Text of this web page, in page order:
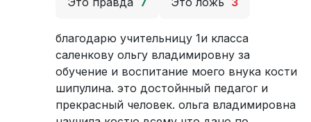
благодарю учительницу 1и класса
саленкову ольгу владимировну за
обучение и воспитание моего внука кости
шипулина. это достойнный педагог и
прекрасный человек. ольга владимировна